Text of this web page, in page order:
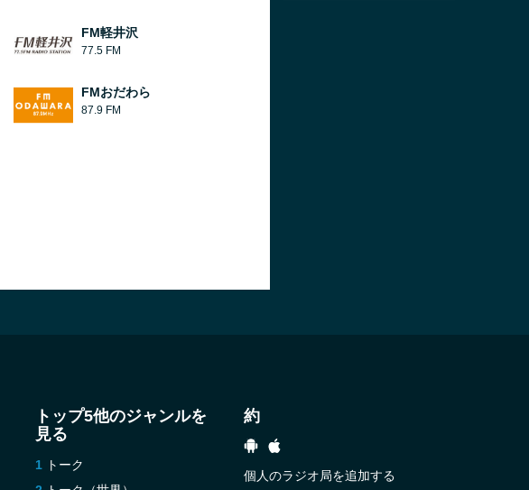
FM軽井沢
77.5 FM
FMおだわら
87.9 FM
トップ5他のジャンルを
見る
トーク
約
個人のラジオ局を追加する